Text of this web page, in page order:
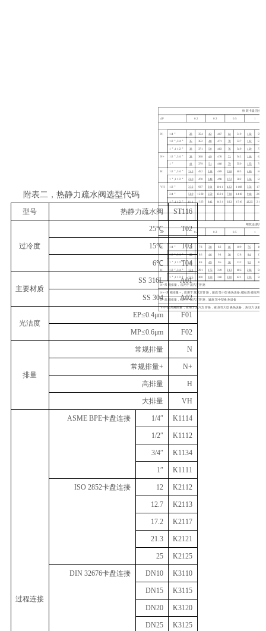
快装卡盘连接热
∆P 0.2 0.3 0.5 1
N; 1/4＂ 28 354 42 467 64 519 102 597
1/2＂,3/4＂ 36 362 48 471 70 537 112 619
1＂,1 1/2＂ 38 371 50 483 76 549 129 731
N+ 1/2＂,3/4＂ 38 368 49 476 71 542 118 626
1＂ 41 379 51 488 79 559 135 743
H 1/2＂,3/4＂ 243 452 318 469 358 483 480 668
1＂,1 1/2＂ 260 470 348 498 372 502 506 689
VH 1/2＂ 332 937 391 1011 422 1108 556 1705
3/4＂ 589 1230 659 1321 738 1410 918 2019
1＂,1 1/2＂ 811 1325 842 1421 933 1516 1225 2138
螺纹连接热静
∆P 0.2 0.3 0.5 1
N 1/4＂ 27 78 38 82 46 109 76 163
1/2＂,3/4＂ 35 86 46 94 50 128 84 176
1＂,1 1/2＂ 38 88 49 96 58 132 92 184
H 1/2＂,3/4＂ 121 291 176 349 213 406 286 568
1＂,1 1/2＂ 125 300 180 360 220 421 293 587
N=常规排量，应用于蒸汽支管路
N+=常规排量+，应用于蒸汽支管路，罐底等小型换热设备;螺纹连接应用于
H=高规排量，应用于蒸汽支管路，罐底等中型换热设备
VH=超高规排量，应用于蒸汽支管路，罐底等大型换热设备，热动力设备
附表二，热静力疏水阀选型代码
型号 热静力疏水阀 ST116
过冷度
25℃ T02
15℃ T03
6℃ T04
主要材质
SS 316L A01
SS 304 A02
光洁度
EP≤0.4μm F01
MP≤0.6μm F02
排量
常规排量 N
常规排量+ N+
高排量 H
大排量 VH
过程连接
ASME BPE卡盘连接 1/4″ K1114
1/2″ K1112
3/4″ K1134
1″ K1111
ISO 2852卡盘连接 12 K2112
12.7 K2113
17.2 K2117
21.3 K2121
25 K2125
DIN 32676卡盘连接 DN10 K3110
DN15 K3115
DN20 K3120
DN25 K3125